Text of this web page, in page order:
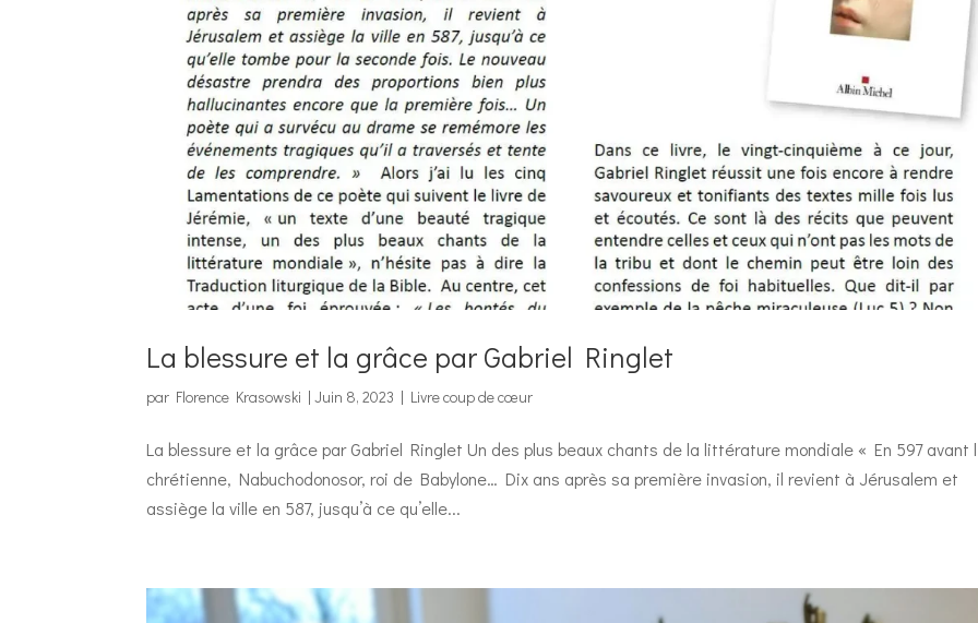
La blessure et la grâce par Gabriel Ringlet
par Florence Krasowski |Juin 8, 2023 | Livre coup de cœur
La blessure et la grâce par Gabriel Ringlet Un des plus beaux chants de la littérature mondiale « En 597 avant
chrétienne, Nabuchodonosor, roi de Babylone… Dix ans après sa première invasion, il revient à Jérusalem et
assiège la ville en 587, jusqu’à ce qu’elle...